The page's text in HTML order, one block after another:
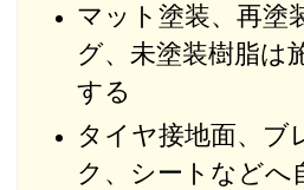
マット塗装、再塗
グ、未塗装樹脂は
する
タイヤ接地面、ブ
ク、シートなどへ